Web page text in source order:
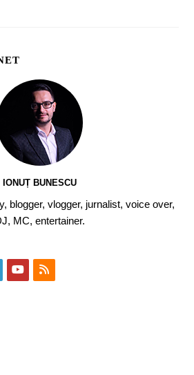
IONUȚ BUNESCU
blogger, vlogger, jurnalist, voice over,
MC, entertainer.